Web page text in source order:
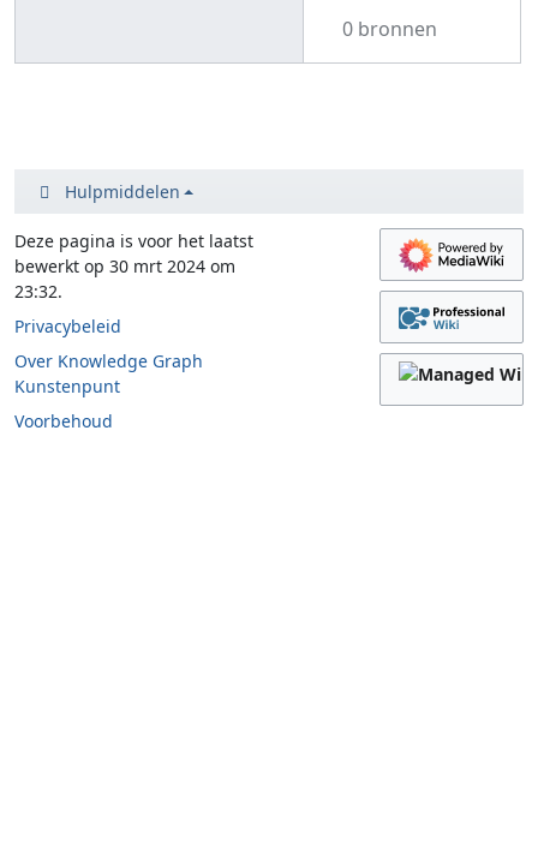
0 bronnen
Hulpmiddelen
Deze pagina is voor het laatst
bewerkt op 30 mrt 2024 om
23:32.
Privacybeleid
Over Knowledge Graph
Kunstenpunt
Voorbehoud